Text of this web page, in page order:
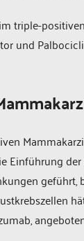
triple-
und
Einführung
geführt,